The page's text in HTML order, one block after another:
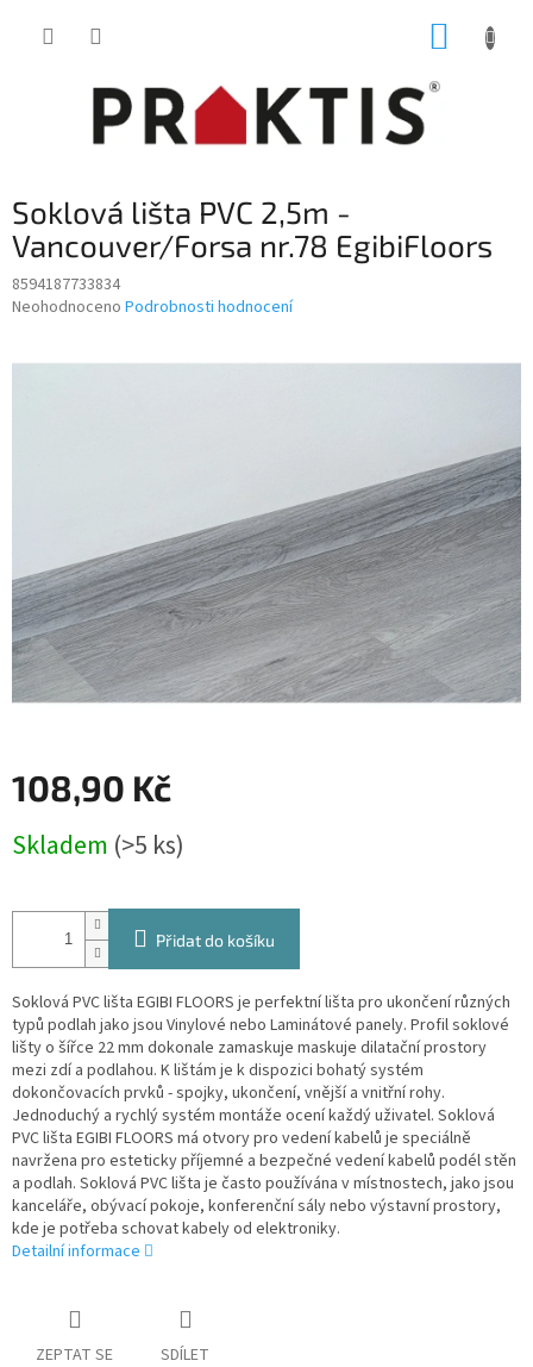
Soklová lišta PVC 2,5m -
Vancouver/Forsa nr.78 EgibiFloors
8594187733834
Průměrné
Neohodnoceno Podrobnosti hodnocení
108,90 Kč
cena:
Skladem (>5 ks)
Přidat do košíku
Soklová PVC lišta EGIBI FLOORS je perfektní lišta pro ukončení různých
typů podlah jako jsou Vinylové nebo Laminátové panely. Profil soklové
lišty o šířce 22 mm dokonale zamaskuje maskuje dilatační prostory
mezi zdí a podlahou. K lištám je k dispozici bohatý systém
dokončovacích prvků - spojky, ukončení, vnější a vnitřní rohy.
Jednoduchý a rychlý systém montáže ocení každý uživatel. Soklová
PVC lišta EGIBI FLOORS má otvory pro vedení kabelů je speciálně
navržena pro esteticky příjemné a bezpečné vedení kabelů podél stěn
a podlah. Soklová PVC lišta je často používána v místnostech, jako jsou
kanceláře, obývací pokoje, konferenční sály nebo výstavní prostory,
kde je potřeba schovat kabely od elektroniky.
Detailní informace
ZEPTAT SE SDÍLET